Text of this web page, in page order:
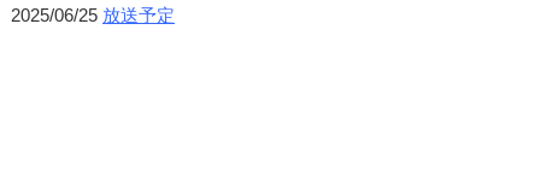
2025/06/25 放送予定